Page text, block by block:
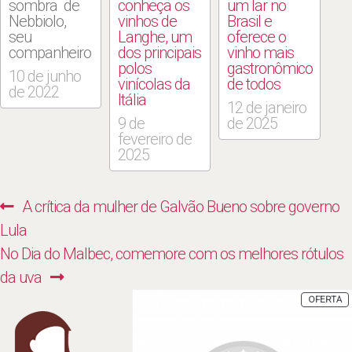
sombra de
Nebbiolo,
seu
companheiro
nativo do
Piemonte,
Barbera, no
altamente
atraentes
com todo o
apelo de
Nebbiolo e
nenhum dos
conhecida
por seu
10 de junho
de 2022
conheça os
vinhos de
Langhe, um
dos principais
polos
vinícolas da
Itália
9 de
fevereiro de
2025
um lar no
Brasil e
oferece o
vinho mais
gastronômico
de todos
12 de janeiro
de 2025
Navegação
de
Post
Previous
post:
A crítica da mulher de Galvão Bueno sobre governo
Lula
Next
post:
No Dia do Malbec, comemore com os melhores rótulos
da uva
OFERTA